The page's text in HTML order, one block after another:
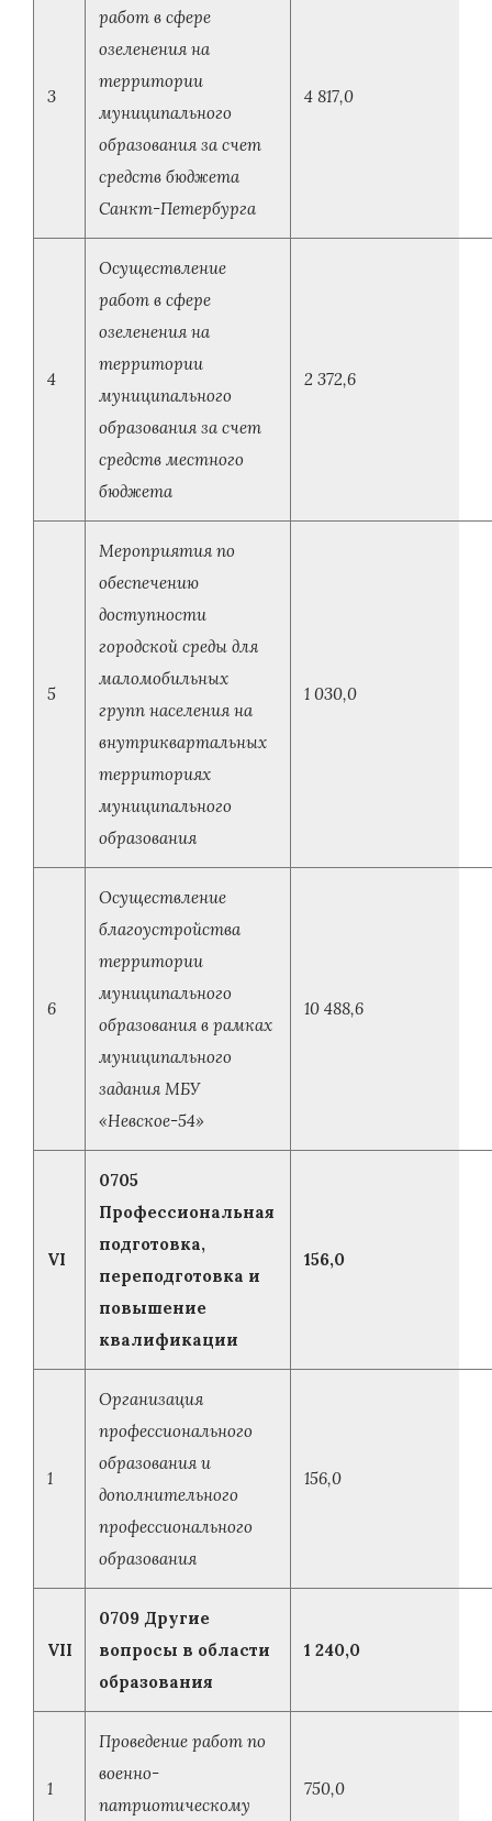
3
работ в сфере
озеленения на
территории
муниципального
образования за счет
средств бюджета
Санкт-Петербурга
4 817,0
4
Осуществление
работ в сфере
озеленения на
территории
муниципального
образования за счет
средств местного
бюджета
2 372,6
5
Мероприятия по
обеспечению
доступности
городской среды для
маломобильных
групп населения на
внутриквартальных
территориях
муниципального
образования
1 030,0
6
Осуществление
благоустройства
территории
муниципального
образования в рамках
муниципального
задания МБУ
«Невское-54»
10 488,6
VI
0705
Профессиональная
подготовка,
переподготовка и
повышение
квалификации
156,0
1
Организация
профессионального
образования и
дополнительного
профессионального
образования
156,0
VII
0709 Другие
вопросы в области
образования
1 240,0
1
Проведение работ по
военно-
патриотическому
750,0